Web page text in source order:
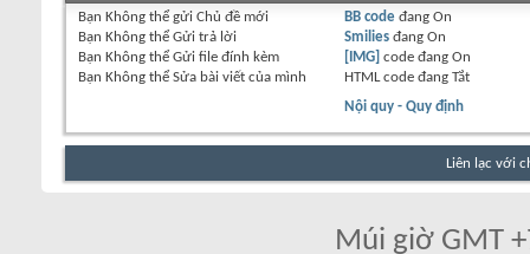
Bạn Không thể gửi Chủ đề mới
Bạn Không thể Gửi trả lời
Bạn Không thể Gửi file đính kèm
Bạn Không thể Sửa bài viết của mình
BB code đang On
Smiliesđang On
[IMG] code đang On
HTML code đang Tắt
Nội quy - Quy định
Liên lạc với
Múi giờ GMT